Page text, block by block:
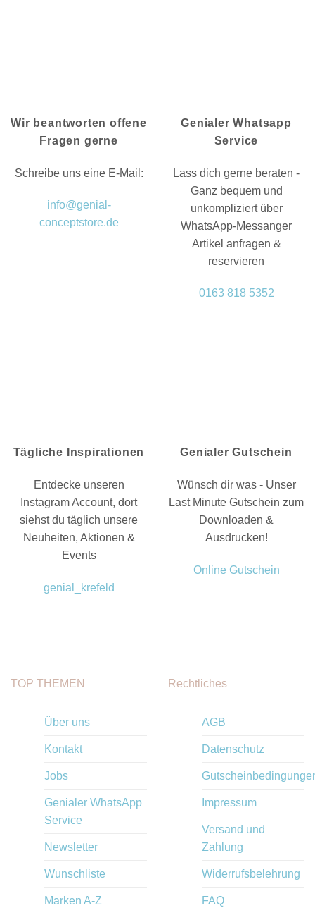
Wir beantworten offene
Fragen gerne
Schreibe uns eine E-Mail:
info@genial-
conceptstore.de
Genialer Whatsapp
Service
Lass dich gerne beraten -
Ganz bequem und
unkompliziert über
WhatsApp-Messanger
Artikel anfragen &
reservieren
0163 818 5352
Tägliche Inspirationen
Entdecke unseren
Instagram Account, dort
siehst du täglich unsere
Neuheiten, Aktionen &
Events
genial_krefeld
Genialer Gutschein
Wünsch dir was - Unser
Last Minute Gutschein zum
Downloaden &
Ausdrucken!
Online Gutschein
TOP THEMEN
Über uns
Kontakt
Jobs
Genialer WhatsApp
Service
Newsletter
Wunschliste
Marken A-Z
Rechtliches
AGB
Datenschutz
Impressum
Versand und
Zahlung
Widerrufsbelehrung
FAQ